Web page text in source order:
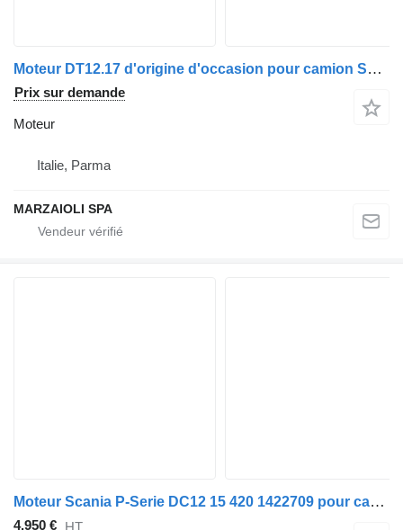
Moteur DT12.17 d'origine d'occasion pour camion Scania Serie R
Prix sur demande
Moteur
Italie, Parma
MARZAIOLI SPA
Moteur Scania P-Serie DC12 15 420 1422709 pour camion Scania P-Serie
4.950 € HT